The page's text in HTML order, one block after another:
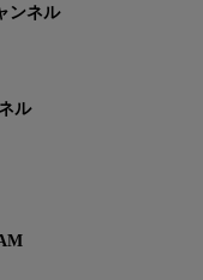
ンネル
ル